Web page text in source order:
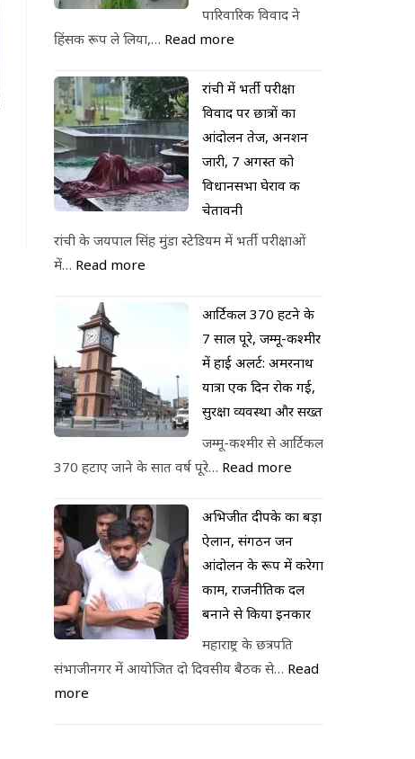
पारिवारिक विवाद ने
हिंसक रूप ले लिया,… Read more
रांची में भर्ती परीक्षा
विवाद पर छात्रों का
आंदोलन तेज, अनशन
जारी, 7 अगस्त को
विधानसभा घेराव की
चेतावनी
रांची के जयपाल सिंह मुंडा स्टेडियम में भर्ती परीक्षाओं
में… Read more
आर्टिकल 370 हटने के
7 साल पूरे, जम्मू-कश्मीर
में हाई अलर्ट: अमरनाथ
यात्रा एक दिन रोकी गई,
सुरक्षा व्यवस्था और सख्त
जम्मू-कश्मीर से आर्टिकल
370 हटाए जाने के सात वर्ष पूरे… Read more
अभिजीत दीपके का बड़ा
ऐलान, संगठन जन
आंदोलन के रूप में करेगा
काम, राजनीतिक दल
बनाने से किया इनकार
महाराष्ट्र के छत्रपति
संभाजीनगर में आयोजित दो दिवसीय बैठक से… Read
more